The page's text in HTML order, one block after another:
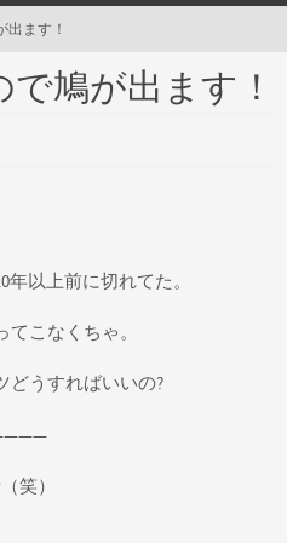
出ます！
鳩が出ます！
以上前に切れてた。
こなくちゃ。
どうすればいいの?
笑）